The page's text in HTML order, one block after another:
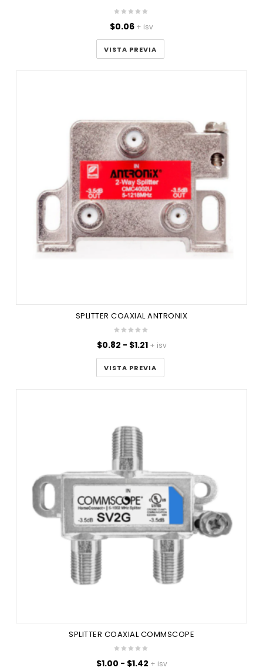
$0.06 + isv
VISTA PREVIA
SPLITTER COAXIAL ANTRONIX
$0.82 - $1.21Rango
de
precios:
desde
$0.82
+ isv
VISTA PREVIA
SPLITTER COAXIAL COMMSCOPE
$1.00 - $1.42Rango
+ isv